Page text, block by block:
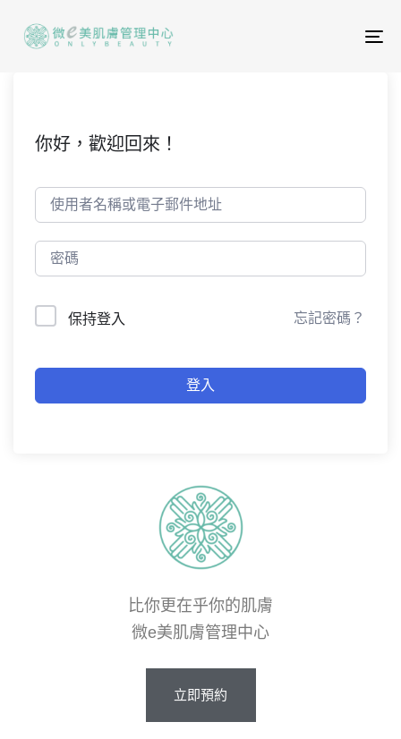
你好，歡迎回來！
保持登入 忘記密碼？
登入
比你更在乎你的肌膚
微e美肌膚管理中心
立即預約